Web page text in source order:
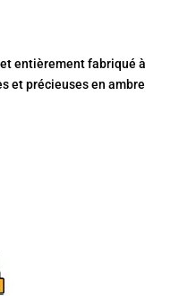
entièrement fabriqué à
et précieuses en ambre